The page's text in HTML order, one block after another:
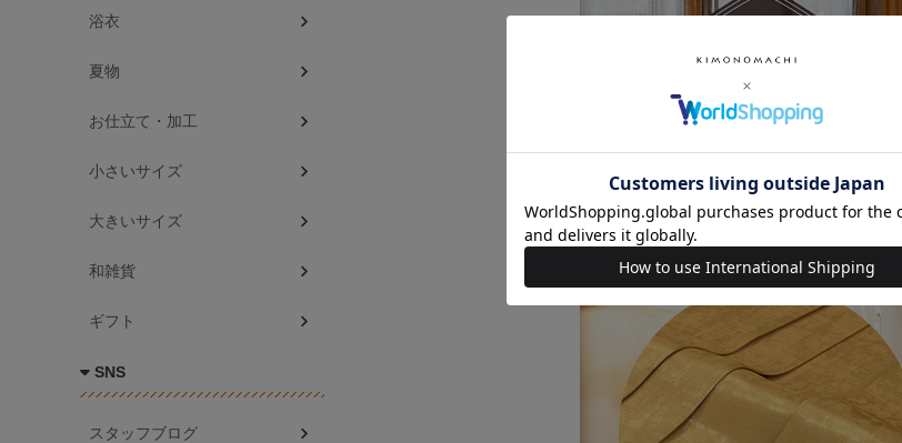
浴衣
夏物
お仕立て・加工
小さいサイズ
大きいサイズ
和雑貨
ギフト
SNS
スタッフブログ